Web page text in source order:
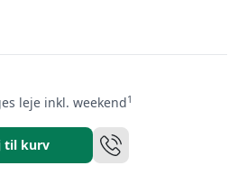
leje inkl. weekend1
til kurv